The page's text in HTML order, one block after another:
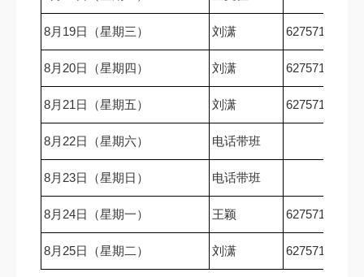
8月19日（星期三） 刘潇 62757167
8月20日（星期四） 刘潇 62757167
8月21日（星期五） 刘潇 62757167
8月22日（星期六） 电话带班
8月23日（星期日） 电话带班
8月24日（星期一） 王颖 62757167
8月25日（星期二） 刘潇 62757167